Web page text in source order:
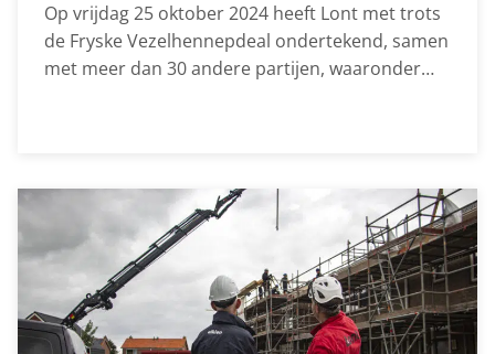
Op vrijdag 25 oktober 2024 heeft Lont met trots
de Fryske Vezelhennepdeal ondertekend, samen
met meer dan 30 andere partijen, waaronder